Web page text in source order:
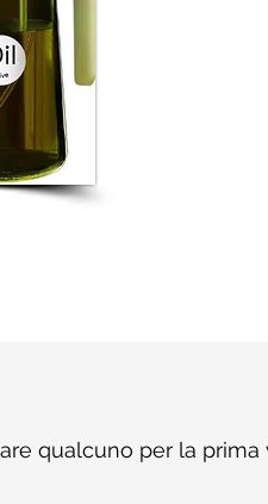
qualcuno per la prima